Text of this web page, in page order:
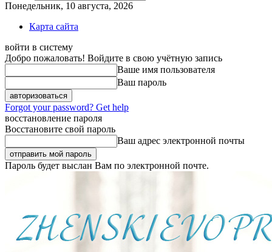
Понедельник, 10 августа, 2026
Карта сайта
войти в систему
Добро пожаловать! Войдите в свою учётную запись
Ваше имя пользователя
Ваш пароль
Forgot your password? Get help
восстановление пароля
Восстановите свой пароль
Ваш адрес электронной почты
Пароль будет выслан Вам по электронной почте.